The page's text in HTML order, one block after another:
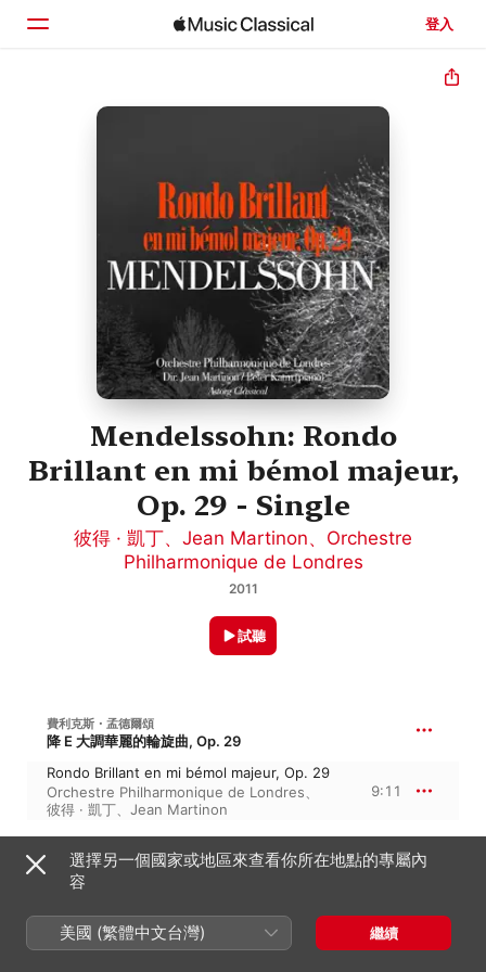
登入
首頁
Mendelssohn: Rondo
Brillant en mi bémol majeur,
Op. 29 - Single
彼得 · 凱丁、 Jean Martinon、 Orchestre
Philharmonique de Londres
2011
試聽
費利克斯・孟德爾頌
降 E 大調華麗的輪旋曲, Op. 29
Rondo Brillant en mi bémol majeur, Op. 29
Orchestre Philharmonique de Londres、
彼得 · 凱丁、 Jean Martinon
9:11
2011年5月30日
1 首曲目・9 分鐘
℗ 2011 Astorg Classical
唱片公司
選擇另一個國家或地區來查看你所在地點的專屬內
容
美國 (繁體中文台灣) 繼續